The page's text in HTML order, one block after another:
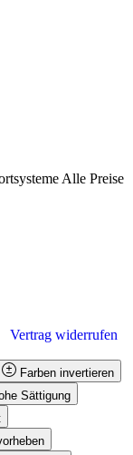
Alle Preise
Vertrag widerrufen
Farben invertieren
Sättigung